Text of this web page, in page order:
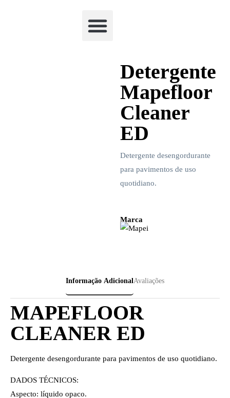
Detergente
Mapefloor
Cleaner
ED
Detergente desengordurante
para pavimentos de uso
quotidiano.
Marca
Informação AdicionalAvaliações
MAPEFLOOR
CLEANER ED
Detergente desengordurante para pavimentos de uso quotidiano.
DADOS TÉCNICOS:
Aspecto: líquido opaco.